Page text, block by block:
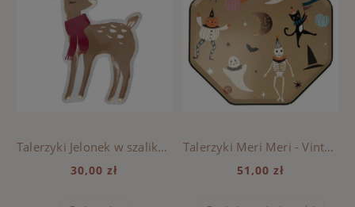
Talerzyki Jelonek w szaliku - Meri Meri
30,00 zł
Talerzyki Meri Meri - Vintage Halloween
51,00 zł